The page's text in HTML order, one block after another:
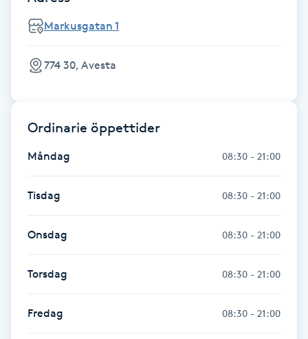
Friskvård
Funktionsanalys
Markusgatan 1
774 30, Avesta
Ordinarie öppettider
Måndag 08:30 - 21:00
Tisdag 08:30 - 21:00
Onsdag 08:30 - 21:00
Torsdag 08:30 - 21:00
Fredag 08:30 - 21:00